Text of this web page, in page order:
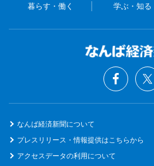
暮らす・働く 学ぶ・知る
なんば経済新聞について
プレスリリース・情報提供はこちらから
アクセスデータの利用について